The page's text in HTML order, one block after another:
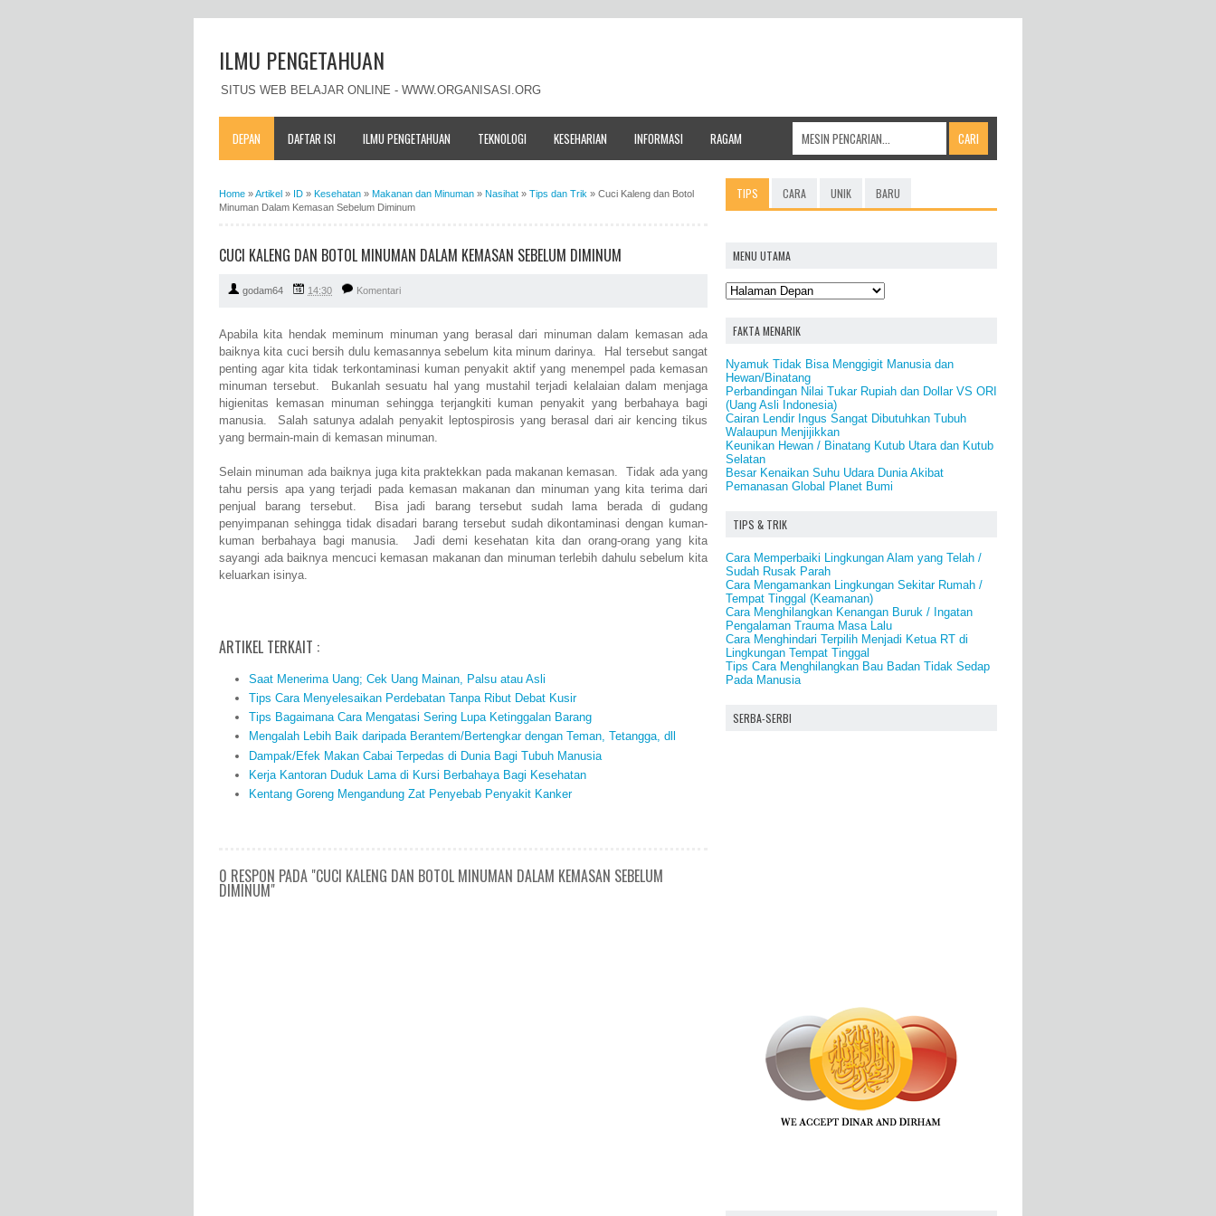
ILMU PENGETAHUAN
SITUS WEB BELAJAR ONLINE - WWW.ORGANISASI.ORG
DEPAN DAFTAR ISI ILMU PENGETAHUAN TEKNOLOGI KESEHARIAN INFORMASI RAGAM
Home »Artikel » ID » Kesehatan » Makanan dan Minuman » Nasihat » Tips dan Trik » Cuci Kaleng dan Botol
Minuman Dalam Kemasan Sebelum Diminum
CUCI KALENG DAN BOTOL MINUMAN DALAM KEMASAN SEBELUM DIMINUM
godam64 14:30 Komentari
Apabila kita hendak meminum minuman yang berasal dari minuman dalam kemasan ada
baiknya kita cuci bersih dulu kemasannya sebelum kita minum darinya. Hal tersebut sangat
penting agar kita tidak terkontaminasi kuman penyakit aktif yang menempel pada kemasan
minuman tersebut. Bukanlah sesuatu hal yang mustahil terjadi kelalaian dalam menjaga
higienitas kemasan minuman sehingga terjangkiti kuman penyakit yang berbahaya bagi
manusia. Salah satunya adalah penyakit leptospirosis yang berasal dari air kencing tikus
yang bermain-main di kemasan minuman.
Selain minuman ada baiknya juga kita praktekkan pada makanan kemasan. Tidak ada yang
tahu persis apa yang terjadi pada kemasan makanan dan minuman yang kita terima dari
penjual barang tersebut. Bisa jadi barang tersebut sudah lama berada di gudang
penyimpanan sehingga tidak disadari barang tersebut sudah dikontaminasi dengan kuman-
kuman berbahaya bagi manusia. Jadi demi kesehatan kita dan orang-orang yang kita
sayangi ada baiknya mencuci kemasan makanan dan minuman terlebih dahulu sebelum kita
keluarkan isinya.
ARTIKEL TERKAIT :
Saat Menerima Uang; Cek Uang Mainan, Palsu atau Asli
Tips Cara Menyelesaikan Perdebatan Tanpa Ribut Debat Kusir
Tips Bagaimana Cara Mengatasi Sering Lupa Ketinggalan Barang
Mengalah Lebih Baik daripada Berantem/Bertengkar dengan Teman, Tetangga, dll
Dampak/Efek Makan Cabai Terpedas di Dunia Bagi Tubuh Manusia
Kerja Kantoran Duduk Lama di Kursi Berbahaya Bagi Kesehatan
Kentang Goreng Mengandung Zat Penyebab Penyakit Kanker
0 RESPON PADA "CUCI KALENG DAN BOTOL MINUMAN DALAM KEMASAN SEBELUM
DIMINUM"
TIPS CARA UNIK BARU
MENU UTAMA
FAKTA MENARIK
Nyamuk Tidak Bisa Menggigit Manusia dan
Hewan/Binatang
Perbandingan Nilai Tukar Rupiah dan Dollar VS ORI
(Uang Asli Indonesia)
Cairan Lendir Ingus Sangat Dibutuhkan Tubuh
Walaupun Menjijikkan
Keunikan Hewan / Binatang Kutub Utara dan Kutub
Selatan
Besar Kenaikan Suhu Udara Dunia Akibat
Pemanasan Global Planet Bumi
TIPS & TRIK
Cara Memperbaiki Lingkungan Alam yang Telah /
Sudah Rusak Parah
Cara Mengamankan Lingkungan Sekitar Rumah /
Tempat Tinggal (Keamanan)
Cara Menghilangkan Kenangan Buruk / Ingatan
Pengalaman Trauma Masa Lalu
Cara Menghindari Terpilih Menjadi Ketua RT di
Lingkungan Tempat Tinggal
Tips Cara Menghilangkan Bau Badan Tidak Sedap
Pada Manusia
SERBA-SERBI